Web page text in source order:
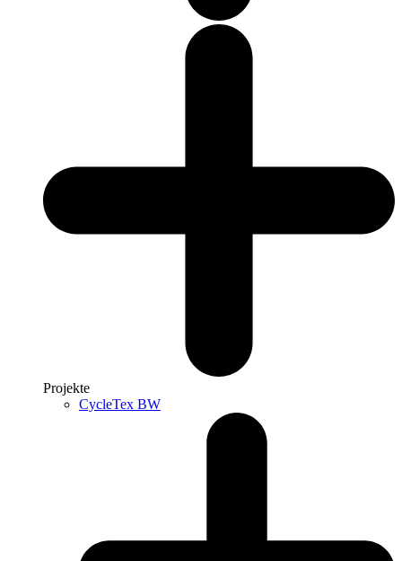
Projekte
CycleTex BW